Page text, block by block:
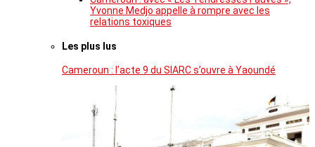
Yvonne Medjo appelle à rompre avec les
relations toxiques
Les plus lus
Cameroun : l’acte 9 du SIARC s’ouvre à Yaoundé